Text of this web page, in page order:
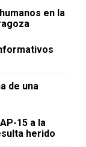
en la
de una
15 a la
herido